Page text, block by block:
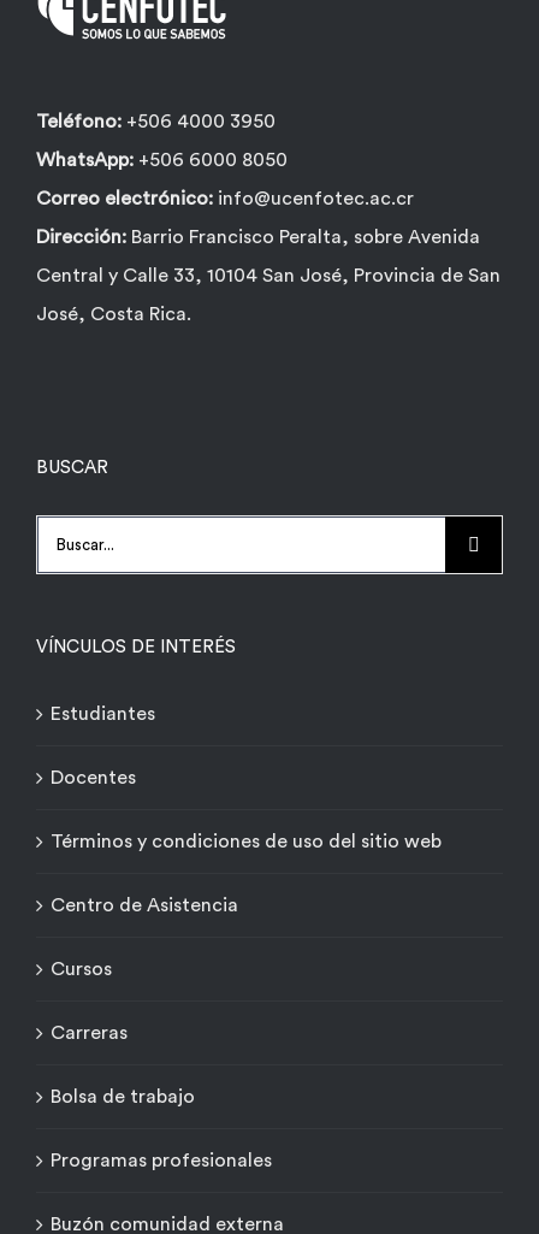
Teléfono: +506 4000 3950
WhatsApp: +506 6000 8050
Correo electrónico: info@ucenfotec.ac.cr
Dirección: Barrio Francisco Peralta, sobre Avenida
Central y Calle 33, 10104 San José, Provincia de San
José, Costa Rica.
BUSCAR
Buscar:
VÍNCULOS DE INTERÉS
Estudiantes
Docentes
Términos y condiciones de uso del sitio web
Centro de Asistencia
Cursos
Carreras
Bolsa de trabajo
Programas profesionales
Buzón comunidad externa